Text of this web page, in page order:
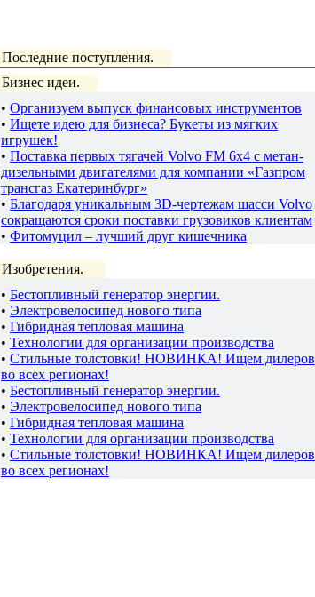
Последние поступления.
Бизнес идеи.
• Организуем выпуск финансовых инструментов
• Ищете идею для бизнеса? Букеты из мягких
игрушек!
• Поставка первых тягачей Volvo FM 6х4 с метан-
дизельными двигателями для компании «Газпром
трансгаз Екатеринбург»
• Благодаря уникальным 3D-чертежам шасси Volvo
сокращаются сроки поставки грузовиков клиентам
• Фитомуцил – лучший друг кишечника
Изобретения.
• Бестопливный генератор энергии.
• Электровелосипед нового типа
• Гибридная тепловая машина
• Технологии для организации производства
• Стильные толстовки! НОВИНКА! Ищем дилеров
во всех регионах!
• Бестопливный генератор энергии.
• Электровелосипед нового типа
• Гибридная тепловая машина
• Технологии для организации производства
• Стильные толстовки! НОВИНКА! Ищем дилеров
во всех регионах!